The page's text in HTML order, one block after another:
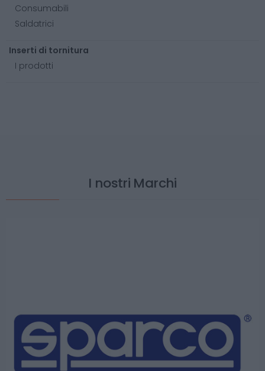
Consumabili
Saldatrici
Inserti di tornitura
I prodotti
I nostri Marchi